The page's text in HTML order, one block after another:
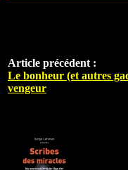
Article précédent :
Le bonheur (et autres
vengeur